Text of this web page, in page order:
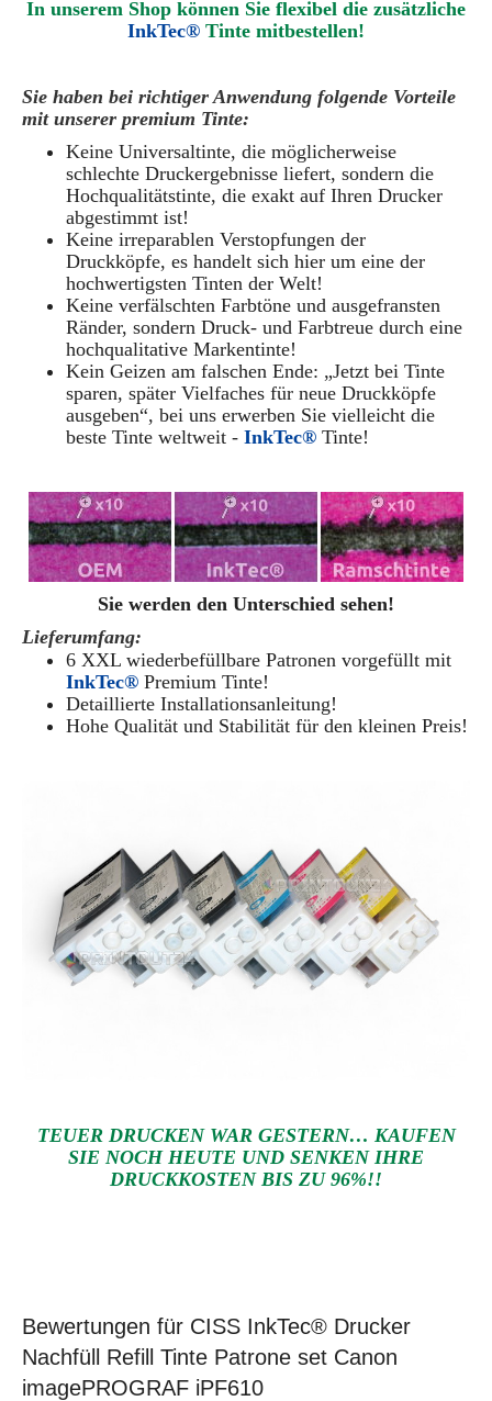
In unserem Shop können Sie flexibel die zusätzliche
InkTec® Tinte mitbestellen!
Sie haben bei richtiger Anwendung folgende Vorteile
mit unserer premium Tinte:
Keine Universaltinte, die möglicherweise
schlechte Druckergebnisse liefert, sondern die
Hochqualitätstinte, die exakt auf Ihren Drucker
abgestimmt ist!
Keine irreparablen Verstopfungen der
Druckköpfe, es handelt sich hier um eine der
hochwertigsten Tinten der Welt!
Keine verfälschten Farbtöne und ausgefransten
Ränder, sondern Druck- und Farbtreue durch eine
hochqualitative Markentinte!
Kein Geizen am falschen Ende: „Jetzt bei Tinte
sparen, später Vielfaches für neue Druckköpfe
ausgeben“, bei uns erwerben Sie vielleicht die
beste Tinte weltweit - InkTec® Tinte!
Sie werden den Unterschied sehen!
Lieferumfang:
6 XXL wiederbefüllbare Patronen vorgefüllt mit
InkTec® Premium Tinte!
Detaillierte Installationsanleitung!
Hohe Qualität und Stabilität für den kleinen Preis!
TEUER DRUCKEN WAR GESTERN… KAUFEN
SIE NOCH HEUTE UND SENKEN IHRE
DRUCKKOSTEN BIS ZU 96%!!
Bewertungen für CISS InkTec® Drucker
Nachfüll Refill Tinte Patrone set Canon
imagePROGRAF iPF610